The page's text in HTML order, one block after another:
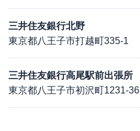
三井住友銀行北野
東京都八王子市打越町335-1
三井住友銀行高尾駅前出張所
東京都八王子市初沢町1231-36